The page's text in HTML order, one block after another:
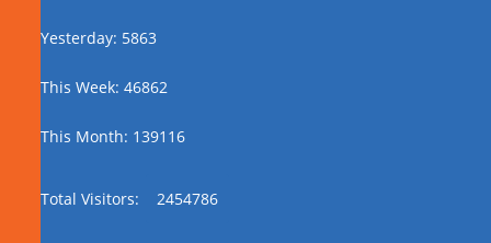
Yesterday: 5863
This Week: 46862
This Month: 139116
Total Visitors: 2454786